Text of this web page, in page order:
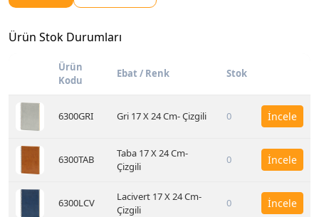
Ürün Stok Durumları
Ürün
Kodu
Ebat / Renk Stok
6300GRI Gri 17 X 24 Cm- Çizgili 0 İncele
6300TAB
Taba 17 X 24 Cm-
Çizgili
0 İncele
6300LCV
Lacivert 17 X 24 Cm-
Çizgili
0 İncele